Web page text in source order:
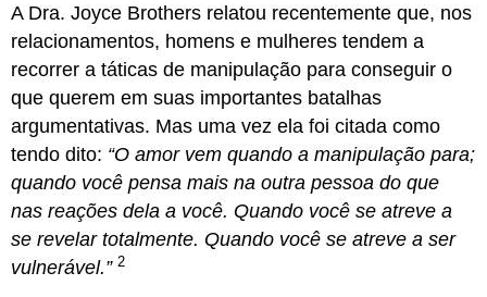
A Dra. Joyce Brothers relatou recentemente que, nos
relacionamentos, homens e mulheres tendem a
recorrer a táticas de manipulação para conseguir o
que querem em suas importantes batalhas
argumentativas. Mas uma vez ela foi citada como
tendo dito: “O amor vem quando a manipulação para;
quando você pensa mais na outra pessoa do que
nas reações dela a você. Quando você se atreve a
se revelar totalmente. Quando você se atreve a ser
vulnerável.”2